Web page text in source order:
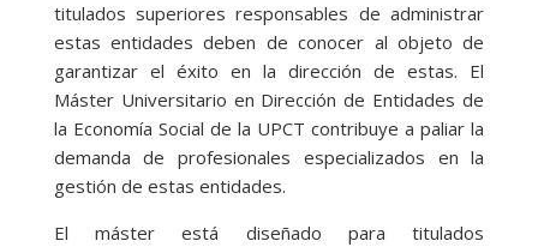
titulados superiores responsables de administrar
estas entidades deben de conocer al objeto de
garantizar el éxito en la dirección de estas. El
Máster Universitario en Dirección de Entidades de
la Economía Social de la UPCT contribuye a paliar la
demanda de profesionales especializados en la
gestión de estas entidades.
El máster está diseñado para titulados